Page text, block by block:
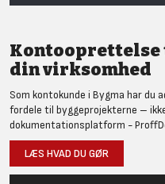
din virksomhed
Som kontokunde i Bygma har du
fordele til byggeprojekterne –
dokumentationsplatform -
LÆS HVAD DU GØR